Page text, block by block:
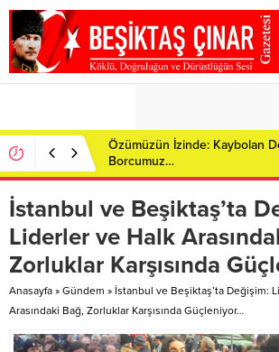
Özümüzün İzinde: Kaybolan
Borcumuz…
İstanbul ve Beşiktaş’ta
Liderler ve Halk
Zorluklar Karşısında
Anasayfa » Gündem » İstanbul ve Beşiktaş’ta Değişim:
Arasındaki Bağ, Zorluklar Karşısında Güçleniyor…